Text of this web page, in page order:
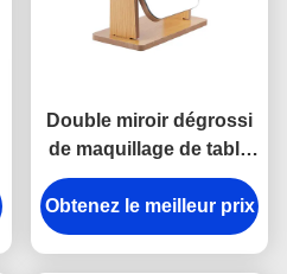
Double miroir dégrossi
de maquillage de table
ronde de rectangle
rotatif en bois de miroir
Obtenez le meilleur prix